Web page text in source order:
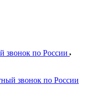
звонок по России
звонок по России